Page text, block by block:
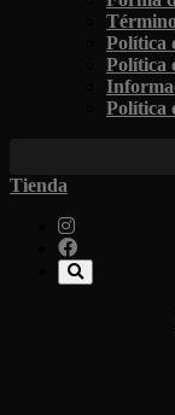
Política
Política
Política
Tienda